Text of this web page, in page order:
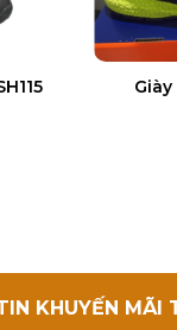
KHUYẾN MÃI